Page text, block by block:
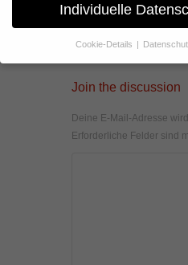
Join the discussion
Deine E-Mail-Adresse
Erforderliche Felder sind
Individuelle
Cookie-Details
Wenn Sie unter 16 Jahre alt sind
Erziehungsberechtigten um
Wir verwenden Cookies und